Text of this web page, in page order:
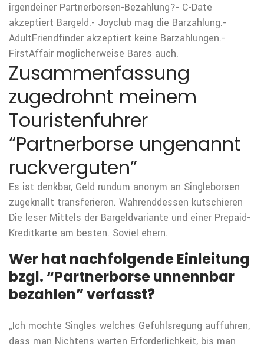
irgendeiner Partnerborsen-Bezahlung?- C-Date
akzeptiert Bargeld.- Joyclub mag die Barzahlung.-
AdultFriendfinder akzeptiert keine Barzahlungen.-
FirstAffair moglicherweise Bares auch.
Zusammenfassung
zugedrohnt meinem
Touristenfuhrer
“Partnerborse ungenannt
ruckverguten”
Es ist denkbar, Geld rundum anonym an Singleborsen
zugeknallt transferieren. Wahrenddessen kutschieren
Die leser Mittels der Bargeldvariante und einer Prepaid-
Kreditkarte am besten. Soviel ehern.
Wer hat nachfolgende Einleitung
bzgl. “Partnerborse unnennbar
bezahlen” verfasst?
„Ich mochte Singles welches Gefuhlsregung auffuhren,
dass man Nichtens warten Erforderlichkeit, bis man